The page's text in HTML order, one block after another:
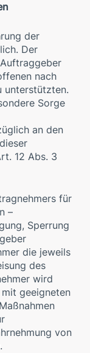
der
Der
nach
unterstützten.
Sorge
an den
12 Abs. 3
für
–
Sperrung
die jeweils
des
wird
geeigneten
von